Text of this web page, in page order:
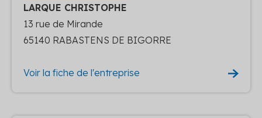
LARQUE CHRISTOPHE
13 rue de Mirande
65140 RABASTENS DE BIGORRE
Voir la fiche de l'entreprise